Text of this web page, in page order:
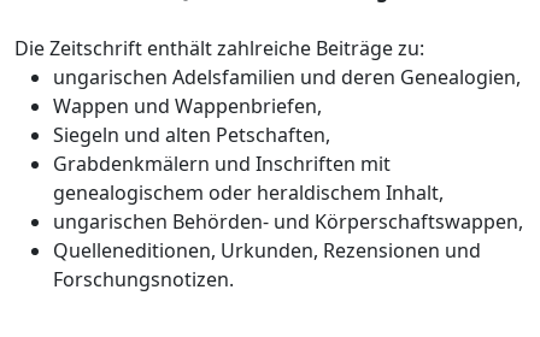
Die Zeitschrift enthält zahlreiche Beiträge zu:
ungarischen Adelsfamilien und deren Genealogien,
Wappen und Wappenbriefen,
Siegeln und alten Petschaften,
Grabdenkmälern und Inschriften mit
genealogischem oder heraldischem Inhalt,
ungarischen Behörden- und Körperschaftswappen,
Quelleneditionen, Urkunden, Rezensionen und
Forschungsnotizen.